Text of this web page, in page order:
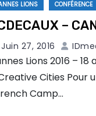
LIONS CONFÉRENCE
–
Juin 27, 2016
Lions 2016 –
Cities Pour
Camp…